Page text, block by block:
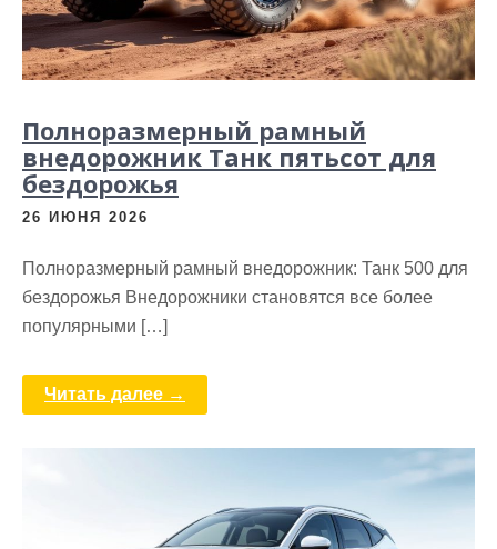
Полноразмерный рамный
внедорожник Танк пятьсот для
бездорожья
26 ИЮНЯ 2026
Полноразмерный рамный внедорожник: Танк 500 для
бездорожья Внедорожники становятся все более
популярными […]
Читать далее →